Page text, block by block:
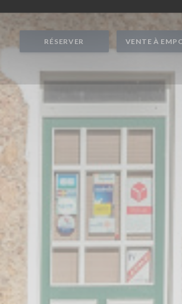
RÉSERVER VENTE À